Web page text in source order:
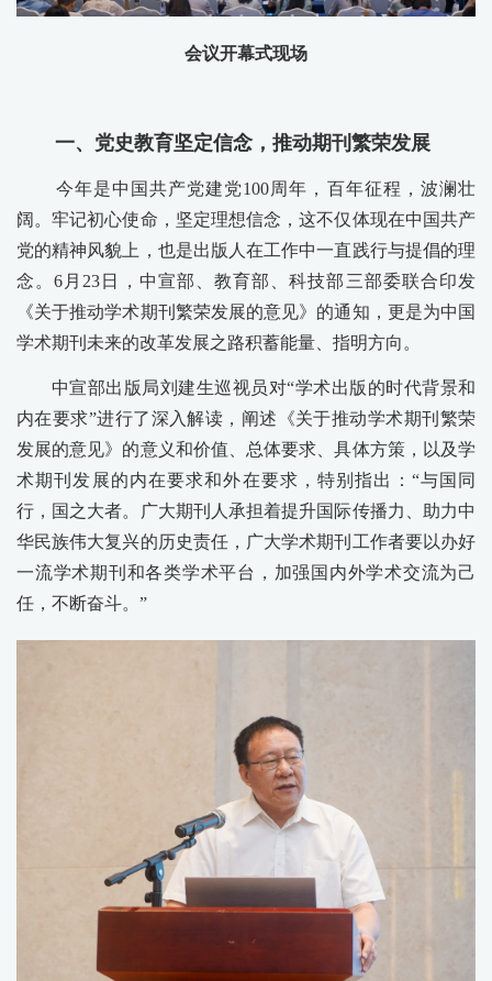
会议开幕式现场
一、党史教育坚定信念，推动期刊繁荣发展
今年是中国共产党建党100周年，百年征程，波澜壮
阔。牢记初心使命，坚定理想信念，这不仅体现在中国共产
党的精神风貌上，也是出版人在工作中一直践行与提倡的理
念。6月23日，中宣部、教育部、科技部三部委联合印发
《关于推动学术期刊繁荣发展的意见》的通知，更是为中国
学术期刊未来的改革发展之路积蓄能量、指明方向。
中宣部出版局刘建生巡视员对“学术出版的时代背景和
内在要求”进行了深入解读，阐述《关于推动学术期刊繁荣
发展的意见》的意义和价值、总体要求、具体方策，以及学
术期刊发展的内在要求和外在要求，特别指出：“与国同
行，国之大者。广大期刊人承担着提升国际传播力、助力中
华民族伟大复兴的历史责任，广大学术期刊工作者要以办好
一流学术期刊和各类学术平台，加强国内外学术交流为己
任，不断奋斗。”